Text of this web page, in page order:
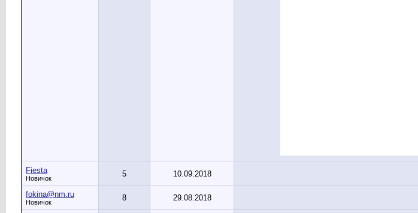
Fiesta
Новичок 5 10.09.2018
fokina@nm.ru
Новичок 8 29.08.2018